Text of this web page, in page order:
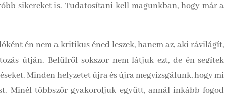
sikereket is. Tudatosítani kell magunkban, hogy már a
én nem a kritikus éned leszek, hanem az, aki rávilágít,
útján. Belülről sokszor nem látjuk ezt, de én segítek
Minden helyzetet újra és újra megvizsgálunk, hogy mi
Minél többször gyakoroljuk együtt, annál inkább fogod